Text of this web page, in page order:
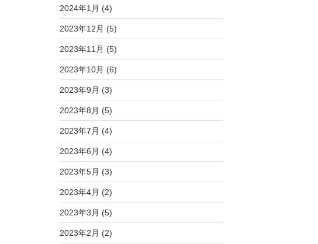
2024年1月 (4)
2023年12月 (5)
2023年11月 (5)
2023年10月 (6)
2023年9月 (3)
2023年8月 (5)
2023年7月 (4)
2023年6月 (4)
2023年5月 (3)
2023年4月 (2)
2023年3月 (5)
2023年2月 (2)